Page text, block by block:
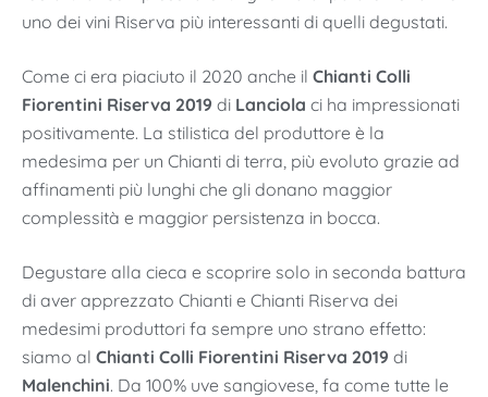
uno dei vini Riserva più interessanti di quelli degustati.
Come ci era piaciuto il 2020 anche il Chianti Colli
Fiorentini Riserva 2019 di Lanciola ci ha impressionati
positivamente. La stilistica del produttore è la
medesima per un Chianti di terra, più evoluto grazie ad
affinamenti più lunghi che gli donano maggior
complessità e maggior persistenza in bocca.
Degustare alla cieca e scoprire solo in seconda battura
di aver apprezzato Chianti e Chianti Riserva dei
medesimi produttori fa sempre uno strano effetto:
siamo al Chianti Colli Fiorentini Riserva 2019 di
Malenchini. Da 100% uve sangiovese, fa come tutte le